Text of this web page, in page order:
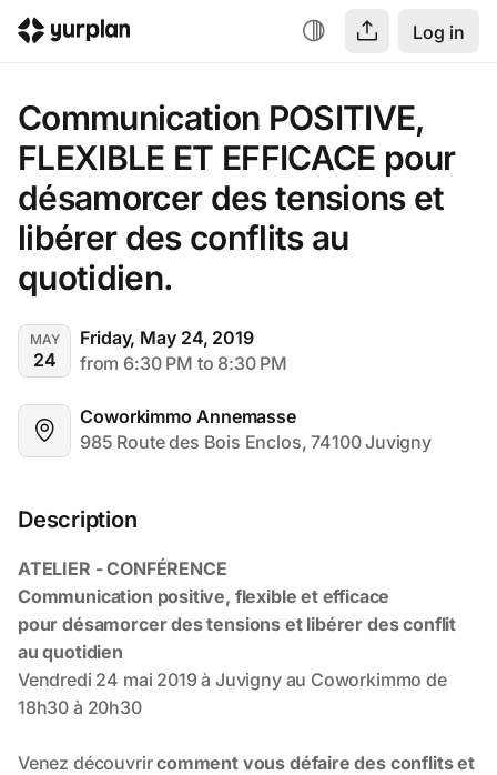
Log in
Communication POSITIVE,
FLEXIBLE ET EFFICACE pour
désamorcer des tensions et
libérer des conflits au
quotidien.
MAY
24
Friday, May 24, 2019
from 6:30 PM to 8:30 PM
Coworkimmo Annemasse
985 Route des Bois Enclos, 74100 Juvigny
Description